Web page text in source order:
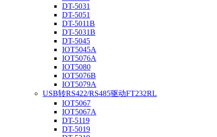
DT-5031
DT-5051
DT-5011B
DT-5031B
DT-5045
IOT5045A
IOT5076A
IOT5080
IOT5076B
IOT5079A
USB转RS422/RS485驱动FT232RL
IOT5067
IOT5067A
DT-5119
DT-5019